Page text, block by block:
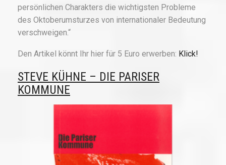
persönlichen Charakters die wichtigsten Probleme
des Oktoberumsturzes von internationaler Bedeutung
verschweigen.“
Den Artikel könnt Ihr hier für 5 Euro erwerben: Klick!
STEVE KÜHNE – DIE PARISER
KOMMUNE